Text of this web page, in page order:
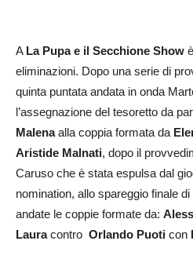
A La Pupa e il Secchione Show
eliminazioni. Dopo una serie di
quinta puntata andata in onda
l’assegnazione del tesoretto da
Malena alla coppia formata da
Aristide Malnati, dopo il
Caruso che è stata espulsa dal
nomination, allo spareggio finale
andate le coppie formate da:
Laura contro Orlando Puoti con